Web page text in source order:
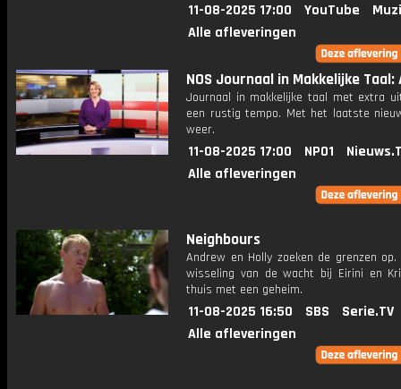
11-08-2025 17:00 YouTube
Alle afleveringen
NOS Journaal in Makkelijke
Journaal in makkelijke taal met extra
een rustig tempo. Met het laatste
weer.
11-08-2025 17:00 NPO1
Alle afleveringen
Neighbours
Andrew en Holly zoeken de grenzen
wisseling van de wacht bij Eirini en
thuis met een geheim.
11-08-2025 16:50 SBS
Serie.TV
Alle afleveringen